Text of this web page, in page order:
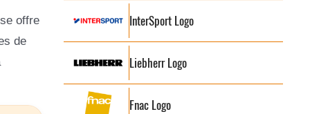
offre
de
InterSport Logo
Liebherr Logo
Fnac Logo